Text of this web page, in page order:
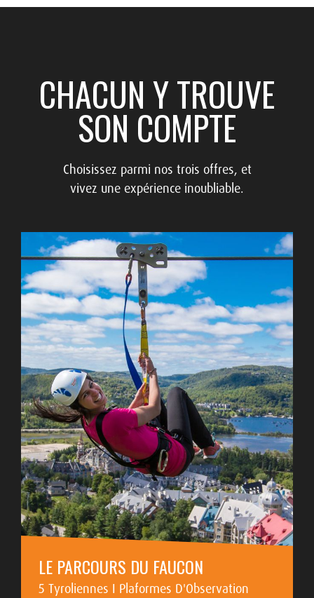
CHACUN Y TROUVE
SON COMPTE
Choisissez parmi nos trois offres, et
vivez une expérience inoubliable.
LE PARCOURS DU FAUCON
5 Tyroliennes I Plaformes D'Observation